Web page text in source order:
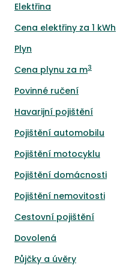
Elektřina
Cena elektřiny za 1 kWh
Plyn
Cena plynu za m3
Povinné ručení
Havarijní pojištění
Pojištění automobilu
Pojištění motocyklu
Pojištění domácnosti
Pojištění nemovitosti
Cestovní pojištění
Dovolená
Půjčky a úvěry